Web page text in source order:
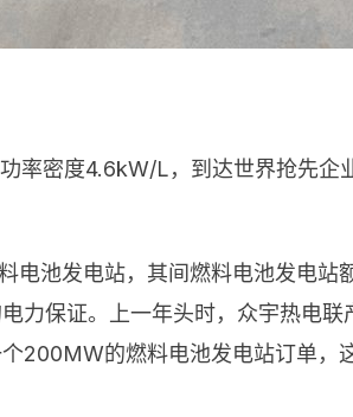
率密度4.6kW/L，到达世界抢先企
电池发电站，其间燃料电池发电
力保证。上一年头时，众宇热电
200MW的燃料电池发电站订单，